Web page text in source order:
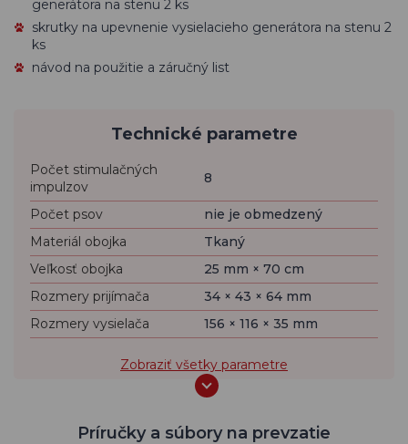
generátora na stenu 2 ks
skrutky na upevnenie vysielacieho generátora na stenu 2
ks
návod na použitie a záručný list
Technické parametre
Počet stimulačných
impulzov
8
Počet psov
nie je obmedzený
Materiál obojka
Tkaný
Veľkosť obojka
25 mm × 70 cm
Rozmery prijímača
34 × 43 × 64 mm
Rozmery vysielača
156 × 116 × 35 mm
Zobraziť všetky parametre
Príručky a súbory na prevzatie